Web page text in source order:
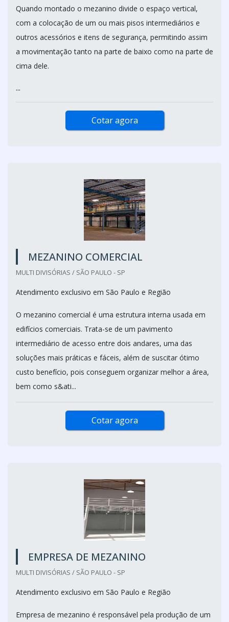
Quando montado o mezanino divide o espaço vertical,
com a colocação de um ou mais pisos intermediários e
outros acessórios e itens de segurança, permitindo assim
a movimentação tanto na parte de baixo como na parte de
cima dele.
...
Cotar agora
MEZANINO COMERCIAL
MULTI DIVISÓRIAS / SÃO PAULO - SP
Atendimento exclusivo em São Paulo e Região
O mezanino comercial é uma estrutura interna usada em
edifícios comerciais. Trata-se de um pavimento
intermediário de acesso entre dois andares, uma das
soluções mais práticas e fáceis, além de suscitar ótimo
custo benefício, pois conseguem organizar melhor a área,
bem como s&ati...
Cotar agora
EMPRESA DE MEZANINO
MULTI DIVISÓRIAS / SÃO PAULO - SP
Atendimento exclusivo em São Paulo e Região
Empresa de mezanino é responsável pela produção de um